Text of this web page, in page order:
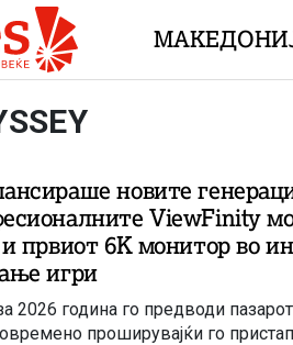
новите
ViewFinity
првиот 6K монитор во
игри
2026 година го предводи
проширувајќи го